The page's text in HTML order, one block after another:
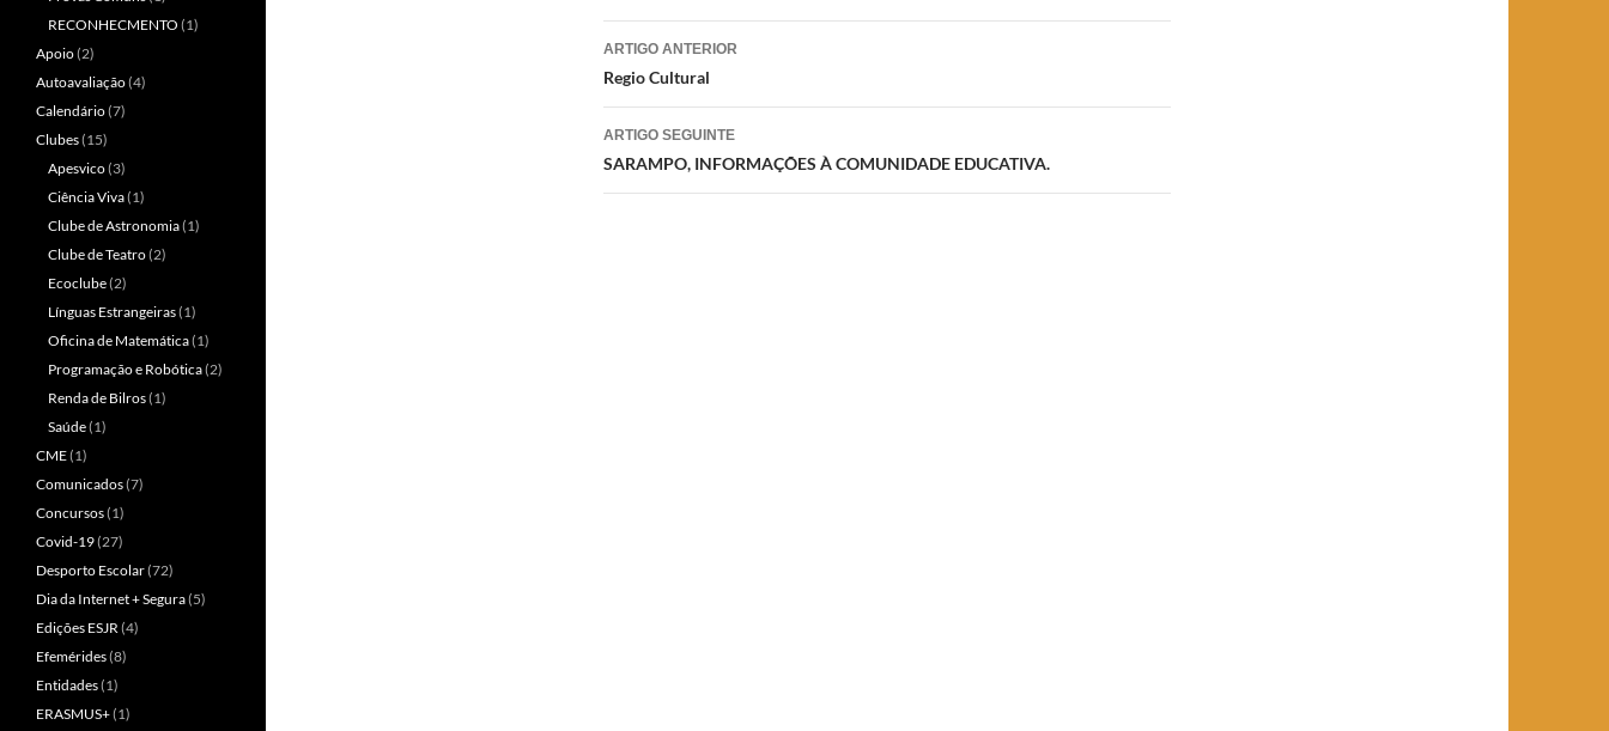
Navegação
de
artigos
ARTIGO ANTERIOR
Regio Cultural
ARTIGO SEGUINTE
SARAMPO, INFORMAÇÕES À COMUNIDADE EDUCATIVA.
RECONHECMENTO (1)
Apoio(2)
Autoavaliação(4)
Calendário(7)
Clubes(15)
Apesvico(3)
Ciência Viva(1)
Clube de Astronomia(1)
Clube de Teatro(2)
Ecoclube(2)
Línguas Estrangeiras(1)
Oficina de Matemática(1)
Programação e Robótica(2)
Renda de Bilros(1)
Saúde(1)
CME(1)
Comunicados(7)
Concursos(1)
Covid-19(27)
Desporto Escolar(72)
Dia da Internet + Segura(5)
Edições ESJR (4)
Efemérides(8)
Entidades(1)
ERASMUS+(1)